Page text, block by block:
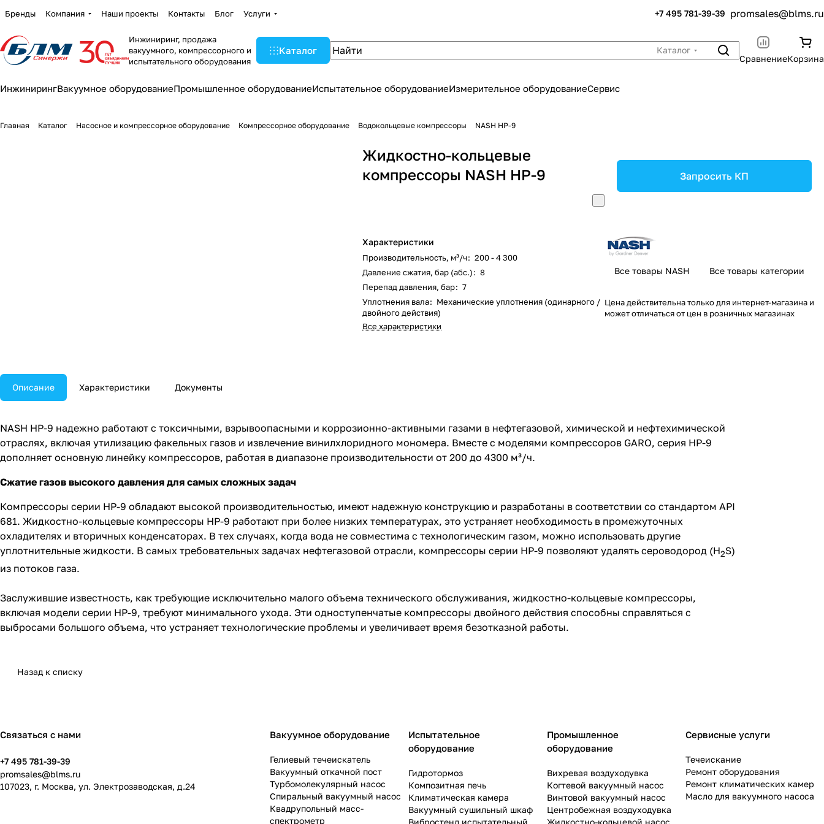
Бренды Компания Наши проекты Контакты Блог Услуги +7 495 781-39-39 promsales@blms.ru
Инжиниринг, продажа
вакуумного, компрессорного и
испытательного оборудования
Каталог
Каталог
СравнениеКорзина
ИнжинирингВакуумное оборудованиеПромышленное оборудованиеИспытательное оборудованиеИзмерительное оборудованиеСервис
Главная Каталог Насосное и компрессорное оборудование Компрессорное оборудование Водокольцевые компрессоры NASH HP-9
Жидкостно-кольцевые
компрессоры NASH HP-9
Характеристики
Производительность, м³/ч: 200 - 4 300
Давление сжатия, бар (абс.): 8
Перепад давления, бар: 7
Уплотнения вала: Механические уплотнения (одинарного /
двойного действия)
Все характеристики
Запросить КП
Все товары NASH Все товары категории
Цена действительна только для интернет-магазина и
может отличаться от цен в розничных магазинах
Описание Характеристики Документы
NASH HP-9 надежно работают с токсичными, взрывоопасными и коррозионно-активными газами в нефтегазовой, химической и нефтехимической
отраслях, включая утилизацию факельных газов и извлечение винилхлоридного мономера. Вместе с моделями компрессоров GARO, серия HP-9
дополняет основную линейку компрессоров, работая в диапазоне производительности от 200 до 4300 м³/ч.
Сжатие газов высокого давления для самых сложных задач
Компрессоры серии HP-9 обладают высокой производительностью, имеют надежную конструкцию и разработаны в соответствии со стандартом API
681. Жидкостно-кольцевые компрессоры HP-9 работают при более низких температурах, это устраняет необходимость в промежуточных
охладителях и вторичных конденсаторах. В тех случаях, когда вода не совместима с технологическим газом, можно использовать другие
уплотнительные жидкости. В самых требовательных задачах нефтегазовой отрасли, компрессоры серии HP-9 позволяют удалять сероводород (H2S)
из потоков газа.
Заслужившие известность, как требующие исключительно малого объема технического обслуживания, жидкостно-кольцевые компрессоры,
включая модели серии HP-9, требуют минимального ухода. Эти одноступенчатые компрессоры двойного действия способны справляться с
выбросами большого объема, что устраняет технологические проблемы и увеличивает время безотказной работы.
Назад к списку
Связаться с нами
+7 495 781-39-39
promsales@blms.ru
107023, г. Москва, ул. Электрозаводская, д.24
Вакуумное оборудование
Гелиевый течеискатель
Вакуумный откачной пост
Турбомолекулярный насос
Спиральный вакуумный насос
Квадрупольный масс-
спектрометр
Испытательное
оборудование
Гидротормоз
Композитная печь
Климатическая камера
Вакуумный сушильный шкаф
Промышленное
оборудование
Вихревая воздуходувка
Когтевой вакуумный насос
Винтовой вакуумный насос
Центробежная воздуходувка
Сервисные услуги
Течеискание
Ремонт оборудования
Ремонт климатических камер
Масло для вакуумного насоса